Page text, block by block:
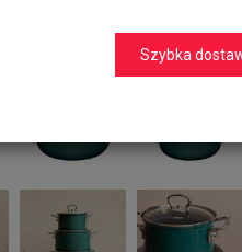
Szybka